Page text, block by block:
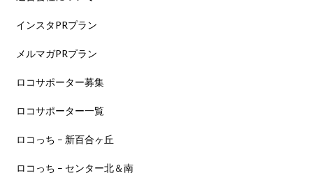
インスタPRプラン
メルマガPRプラン
ロコサポーター募集
ロコサポーター一覧
ロコっち – 新百合ヶ丘
ロコっち – センター北＆南